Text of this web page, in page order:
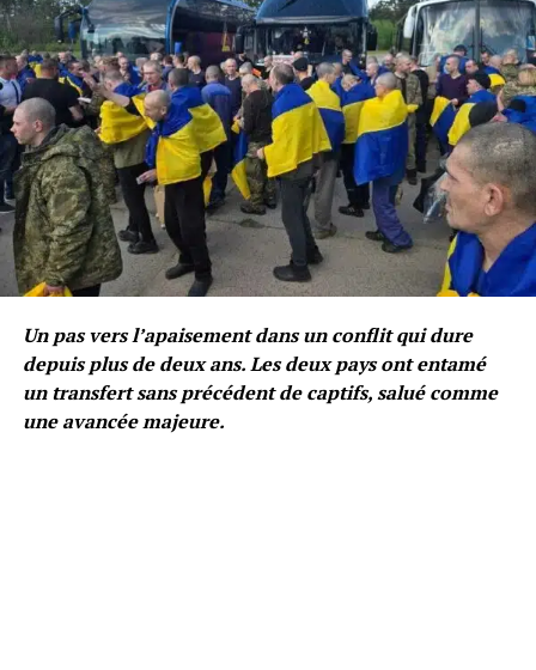
Un pas vers l’apaisement dans un conflit qui dure
depuis plus de deux ans. Les deux pays ont entamé
un transfert sans précédent de captifs, salué comme
une avancée majeure.